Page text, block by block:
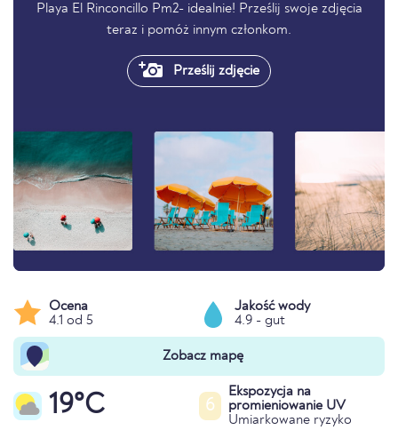
Playa El Rinconcillo Pm2- idealnie! Prześlij swoje zdjęcia
teraz i pomóż innym członkom.
Prześlij zdjęcie
Ocena
4.1 od 5
Jakość wody
4.9 - gut
Zobacz mapę
19°C 6
Ekspozycja na
promieniowanie UV
Umiarkowane ryzyko